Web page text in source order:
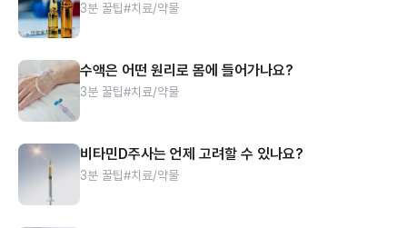
3분 꿀팁#치료/약물
수액은 어떤 원리로 몸에 들어가나요?
3분 꿀팁#치료/약물
비타민D주사는 언제 고려할 수 있나요?
3분 꿀팁#치료/약물